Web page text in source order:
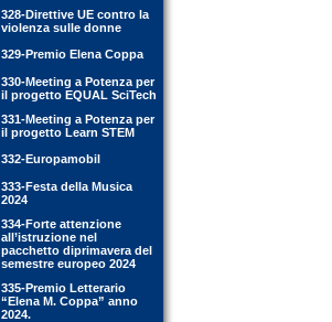
328-Direttive UE contro la
violenza sulle donne
329-Premio Elena Coppa
330-Meeting a Potenza per
il progetto EQUAL SciTech
331-Meeting a Potenza per
il progetto Learn STEM
332-Europamobil
333-Festa della Musica
2024
334-Forte attenzione
all’istruzione nel
pacchetto diprimavera del
semestre europeo 2024
335-Premio Letterario
“Elena M. Coppa” anno
2024.